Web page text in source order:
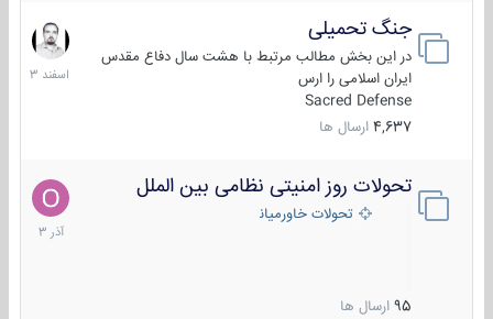
جنگ تحمیلی
در این بخش مطالب مرتبط با هشت سال دفاع مقدس
ایران اسلامی را ارس
Sacred Defense
4,637 ارسال ها
20
اسفند
1403
تحولات روز امنیتی نظامی بین الملل
تحولات خاورمیانه
95 ارسال ها
21
آذر
1403